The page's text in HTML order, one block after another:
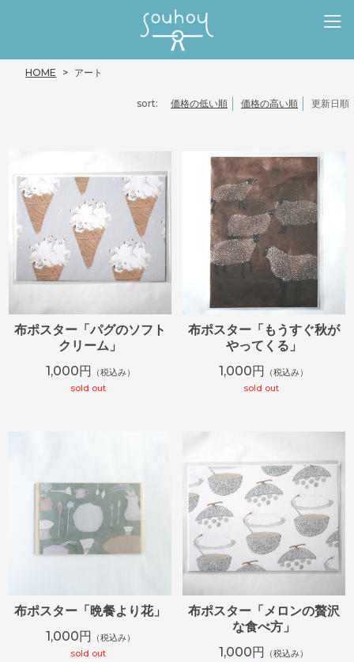
HOME アート
sort: 価格の低い順 価格の高い順 更新日順
布ポスター「パグのソフト
クリーム」
1,000円
（税込み）
sold out
布ポスター「もうすぐ秋が
やってくる」
1,000円
（税込み）
sold out
布ポスター「晩餐より花」
1,000円
（税込み）
sold out
布ポスター「メロンの贅沢
な食べ方」
1,000円
（税込み）